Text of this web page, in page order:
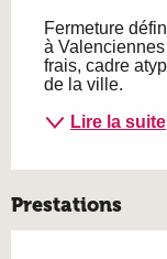
Fermeture
à
frais, cadre
de la ville.
Lire la suite
Prestations